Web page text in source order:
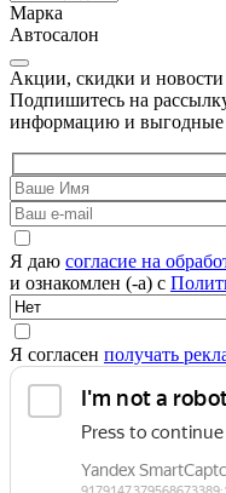
Марка
Автосалон
Акции, скидки и
Подпишитесь на
информацию и выгодные
Я даю согласие на
и ознакомлен (-а) с
Я согласен получать